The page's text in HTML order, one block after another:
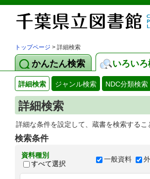
トップページ > 詳細検索
かんたん検索 いろい
詳細検索 ジャンル検索 NDC分類検索
詳細検索
詳細な条件を設定して、蔵書を検索するこ
検索条件
資料種別
すべて選択
一般資料